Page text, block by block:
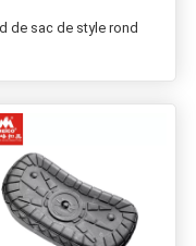
de sac de style rond